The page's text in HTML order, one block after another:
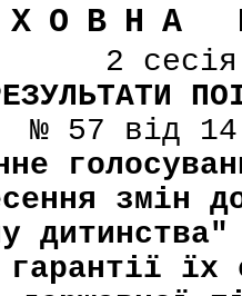
2
№ 57 від
змін
їх